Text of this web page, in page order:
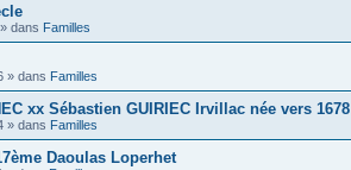
» dans Familles
» dans Familles
xx Sébastien GUIRIEC Irvillac née vers 1678
» dans Familles
Daoulas Loperhet